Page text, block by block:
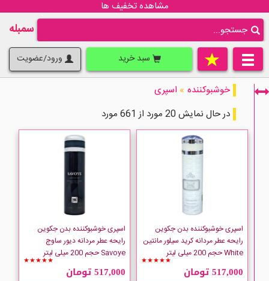
مشاهده تخفیف ها
سمبله
سبد خرید ورود/عضویت
فقط نمایش کالاهای موجود
Adidas
خوشبوکننده » اسپری
در حال نمایش 40 مورد از 661 مورد
اسپری خوشبوکننده بدن جکوین
رایحه عطر مردانه کرید سیلور مانتین
White حجم 200 میلی لیتر
★★★★★
517,000 تومان
اسپری خوشبوکننده بدن جکوین
رایحه عطر مردانه دیور ساوج
Savoye حجم 200 میلی لیتر
★★★★★
517,000 تومان